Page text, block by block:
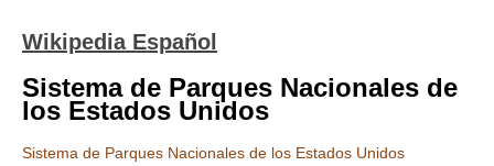
Wikipedia Español
Sistema de Parques Nacionales de
los Estados Unidos
Sistema de Parques Nacionales de los Estados Unidos